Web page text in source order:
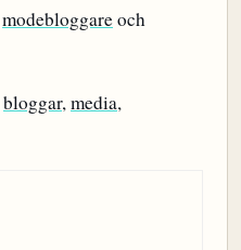
modebloggareoch
bloggar,media,